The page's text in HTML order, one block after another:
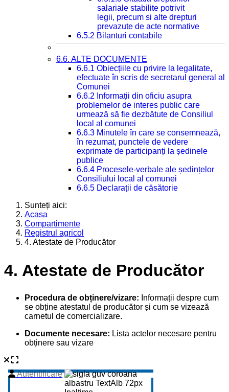
salariale stabilite potrivit
legii, precum si alte drepturi
prevazute de acte normative
6.5.2 Bilanturi contabile
6.6. ALTE DOCUMENTE
6.6.1 Obiecțiile cu privire la legalitate,
efectuate în scris de secretarul general al
Comunei
6.6.2 Informații din oficiu asupra
problemelor de interes public care
urmează să fie dezbătute de Consiliul
local al comunei
6.6.3 Minutele în care se consemnează,
în rezumat, punctele de vedere
exprimate de participanți la ședinele
publice
6.6.4 Procesele-verbale ale ședințelor
Consiliului local al comunei
6.6.5 Declarații de căsătorie
Sunteți aici:
Acasa
Compartimente
Registrul agricol
4. Atestate de Producător
4. Atestate de Producător
Procedura de obținere/vizare: Informații despre cum
se obține atestatul de producător și cum se vizează
carnetul de comercializare.
Documente necesare: Lista actelor necesare pentru
obținere sau vizare